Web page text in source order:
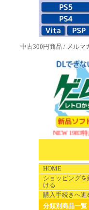
中古300円商品 / メルマ
NEW 1983特典付ソ
HOME
ショッピングを
ける
購入手続きへ進
分類別商品一覧